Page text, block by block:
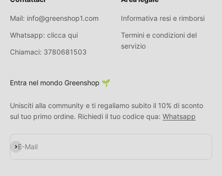
Mail: info@greenshop1.com
Whatsapp: clicca qui
Chiamaci: 3780681503
Informativa resi e rimborsi
Termini e condizioni del
servizio
Entra nel mondo Greenshop 🌱
Unisciti alla community e ti regaliamo subito il 10% di sconto
sul tuo primo ordine. Richiedi il tuo codice qua: Whatsapp
E-Mail
Abonnieren